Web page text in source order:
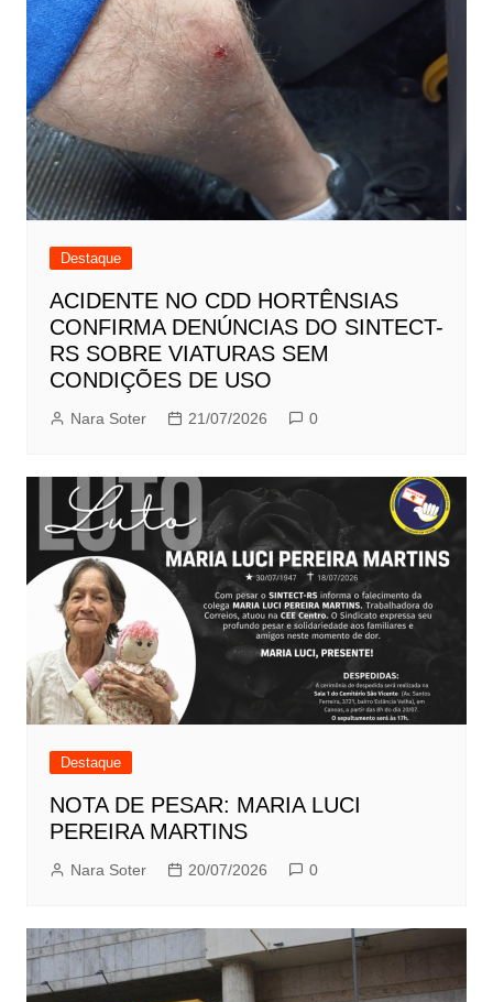
Destaque
ACIDENTE NO CDD HORTÊNSIAS
CONFIRMA DENÚNCIAS DO SINTECT-
RS SOBRE VIATURAS SEM
CONDIÇÕES DE USO
Nara Soter 21/07/2026 0
Destaque
NOTA DE PESAR: MARIA LUCI
PEREIRA MARTINS
Nara Soter 20/07/2026 0